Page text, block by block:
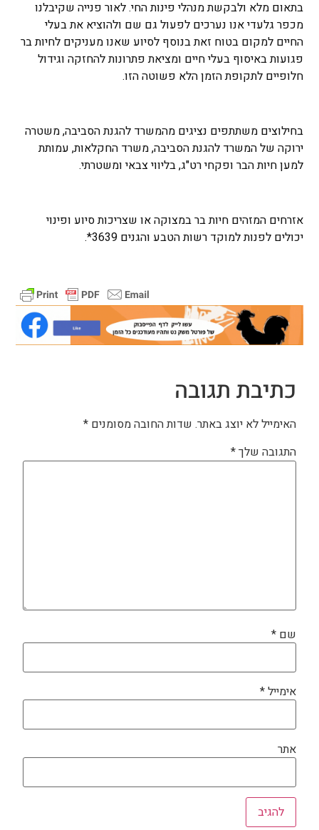
בתאום מלא ולבקשת מנהלי פינות החי. לאור פנייה שקיבלנו
מכפר גלעדי אנו נערכים לפעול גם שם ולהוציא את בעלי
החיים למקום בטוח זאת בנוסף לסיוע שאנו מעניקים לחיות בר
פגועות באיסוף בעלי חיים ומציאת פתרונות להחזקה וגידול
חלופיים לתקופת הזמן הלא פשוטה הזו.
בחילוצים משתתפים נציגים מהמשרד להגנת הסביבה, משטרה
ירוקה של המשרד להגנת הסביבה, משרד החקלאות, עמותת
למען חיות הבר ופקחי רט"ג, בליווי צבאי ומשטרתי.
אזרחים המזהים חיות בר במצוקה או שצריכות סיוע ופינוי
יכולים לפנות למוקד רשות הטבע והגנים 3639*.
כתיבת תגובה
האימייל לא יוצג באתר. שדות החובה מסומנים *
התגובה שלך*
שם *
אימייל*
אתר